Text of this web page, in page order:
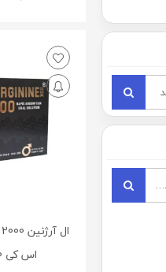
اس کی 10 عدد